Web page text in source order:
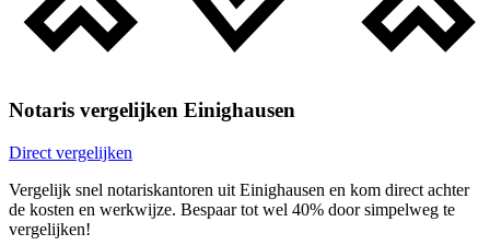
Notaris vergelijken Einighausen
Direct vergelijken
Vergelijk snel notariskantoren uit Einighausen en kom direct achter
de kosten en werkwijze. Bespaar tot wel 40% door simpelweg te
vergelijken!